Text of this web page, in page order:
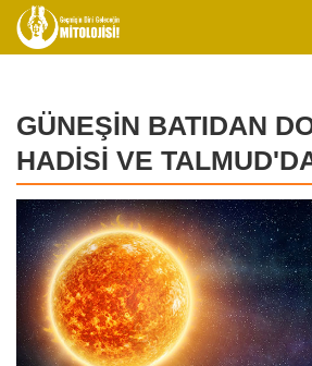
GÜNEŞİN BATIDAN
HADİSİ VE